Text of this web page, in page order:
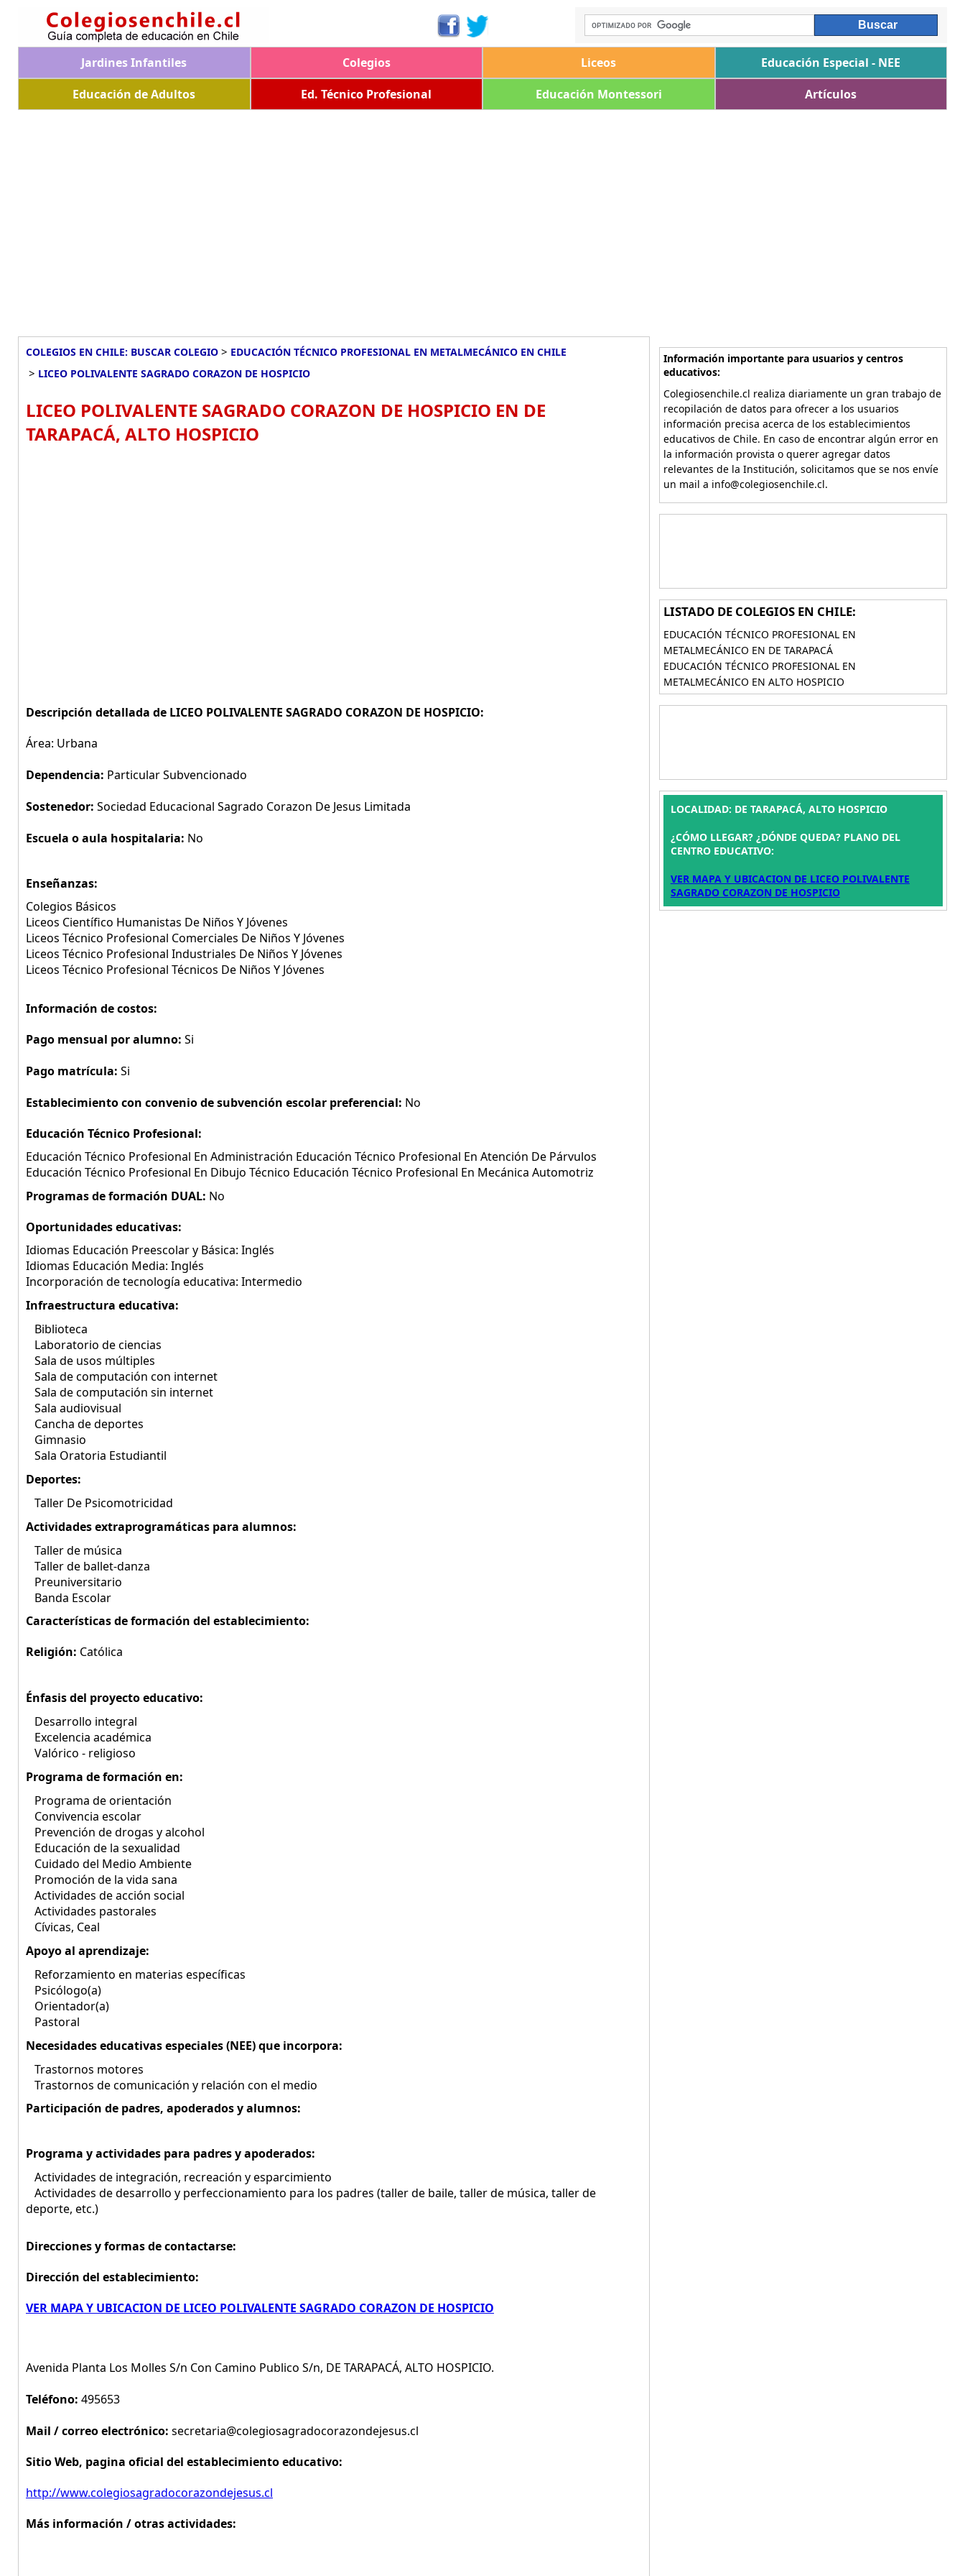
Jardines Infantiles Colegios Liceos
Educación Especial - NEE
Educación de Adultos
Ed. Técnico Profesional Educación Montessori Artículos
COLEGIOS EN CHILE: BUSCAR COLEGIO > EDUCACIÓN TÉCNICO PROFESIONAL EN METALMECÁNICO EN CHILE
> LICEO POLIVALENTE SAGRADO CORAZON DE HOSPICIO
LICEO POLIVALENTE SAGRADO CORAZON DE HOSPICIO EN DE
TARAPACÁ, ALTO HOSPICIO
Descripción detallada de LICEO POLIVALENTE SAGRADO CORAZON DE HOSPICIO:
Área: Urbana
Dependencia: Particular Subvencionado
Sostenedor: Sociedad Educacional Sagrado Corazon De Jesus Limitada
Escuela o aula hospitalaria: No
Enseñanzas:
Colegios Básicos
Liceos Científico Humanistas De Niños Y Jóvenes
Liceos Técnico Profesional Comerciales De Niños Y Jóvenes
Liceos Técnico Profesional Industriales De Niños Y Jóvenes
Liceos Técnico Profesional Técnicos De Niños Y Jóvenes
Información de costos:
Pago mensual por alumno: Si
Pago matrícula: Si
Establecimiento con convenio de subvención escolar preferencial: No
Educación Técnico Profesional:
Educación Técnico Profesional En Administración Educación Técnico Profesional En Atención De Párvulos
Educación Técnico Profesional En Dibujo Técnico Educación Técnico Profesional En Mecánica Automotriz
Programas de formación DUAL: No
Oportunidades educativas:
Idiomas Educación Preescolar y Básica: Inglés
Idiomas Educación Media: Inglés
Incorporación de tecnología educativa: Intermedio
Infraestructura educativa:
Biblioteca
Laboratorio de ciencias
Sala de usos múltiples
Sala de computación con internet
Sala de computación sin internet
Sala audiovisual
Cancha de deportes
Gimnasio
Sala Oratoria Estudiantil
Deportes:
Taller De Psicomotricidad
Actividades extraprogramáticas para alumnos:
Taller de música
Taller de ballet-danza
Preuniversitario
Banda Escolar
Características de formación del establecimiento:
Religión: Católica
Énfasis del proyecto educativo:
Desarrollo integral
Excelencia académica
Valórico - religioso
Programa de formación en:
Programa de orientación
Convivencia escolar
Prevención de drogas y alcohol
Educación de la sexualidad
Cuidado del Medio Ambiente
Promoción de la vida sana
Actividades de acción social
Actividades pastorales
Cívicas, Ceal
Apoyo al aprendizaje:
Reforzamiento en materias específicas
Psicólogo(a)
Orientador(a)
Pastoral
Necesidades educativas especiales (NEE) que incorpora:
Trastornos motores
Trastornos de comunicación y relación con el medio
Participación de padres, apoderados y alumnos:
Programa y actividades para padres y apoderados:
Actividades de integración, recreación y esparcimiento
Actividades de desarrollo y perfeccionamiento para los padres (taller de baile, taller de música, taller de
deporte, etc.)
Direcciones y formas de contactarse:
Dirección del establecimiento:
VER MAPA Y UBICACION DE LICEO POLIVALENTE SAGRADO CORAZON DE HOSPICIO
Avenida Planta Los Molles S/n Con Camino Publico S/n, DE TARAPACÁ, ALTO HOSPICIO.
Teléfono: 495653
Mail / correo electrónico: secretaria@colegiosagradocorazondejesus.cl
Sitio Web, pagina oficial del establecimiento educativo:
http://www.colegiosagradocorazondejesus.cl
Más información / otras actividades:
Información importante para usuarios y centros
educativos:
Colegiosenchile.cl realiza diariamente un gran trabajo de
recopilación de datos para ofrecer a los usuarios
información precisa acerca de los establecimientos
educativos de Chile. En caso de encontrar algún error en
la información provista o querer agregar datos
relevantes de la Institución, solicitamos que se nos envíe
un mail a info@colegiosenchile.cl.
LISTADO DE COLEGIOS EN CHILE:
EDUCACIÓN TÉCNICO PROFESIONAL EN
METALMECÁNICO EN DE TARAPACÁ
EDUCACIÓN TÉCNICO PROFESIONAL EN
METALMECÁNICO EN ALTO HOSPICIO
LOCALIDAD: DE TARAPACÁ, ALTO HOSPICIO
¿CÓMO LLEGAR? ¿DÓNDE QUEDA? PLANO DEL
CENTRO EDUCATIVO:
VER MAPA Y UBICACION DE LICEO POLIVALENTE
SAGRADO CORAZON DE HOSPICIO